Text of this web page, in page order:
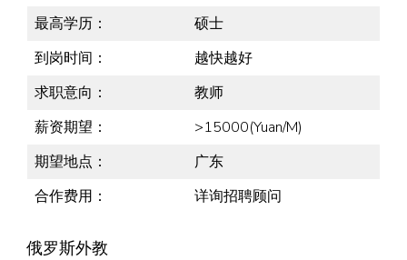
最高学历：
硕士
到岗时间：
越快越好
求职意向：
教师
薪资期望：
>15000(Yuan/M)
期望地点：
广东
合作费用：
详询招聘顾问
俄罗斯外教